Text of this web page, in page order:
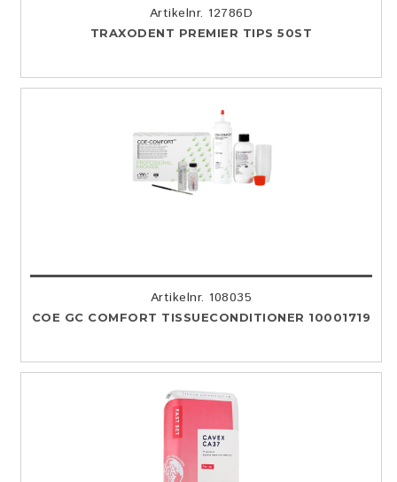
Artikelnr. 12786D
TRAXODENT PREMIER TIPS 50ST
Artikelnr. 108035
COE GC COMFORT TISSUECONDITIONER 10001719